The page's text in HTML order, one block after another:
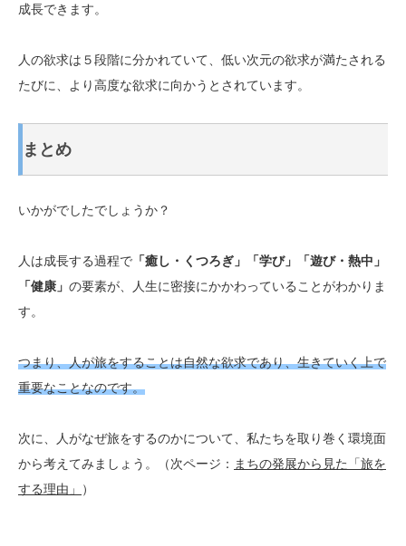
成長できます。
人の欲求は５段階に分かれていて、低い次元の欲求が満たされる
たびに、より高度な欲求に向かうとされています。
まとめ
いかがでしたでしょうか？
人は成長する過程で 「癒し・くつろぎ」「学び」「遊び・熱中」
「健康」 の要素が、人生に密接にかかわっていることがわかりま
す。
つまり、人が旅をすることは自然な欲求であり、生きていく上で
重要なことなのです。
次に、人がなぜ旅をするのかについて、私たちを取り巻く環境面
から考えてみましょう。（次ページ： まちの発展から見た「旅を
する理由」
）